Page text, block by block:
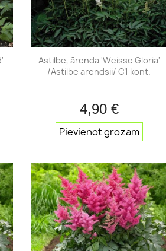
Astilbe, ārenda 'Weisse Gloria'
/Astilbe arendsii/ C1 kont.
4,90 €
Pievienot grozam
Īss ieskats